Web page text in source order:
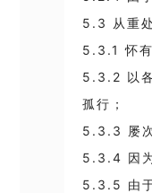
5.3 从重
5.3.1 怀
5.3.2 以
孤行；
5.3.3 屡
5.3.4 因
5.3.5 由